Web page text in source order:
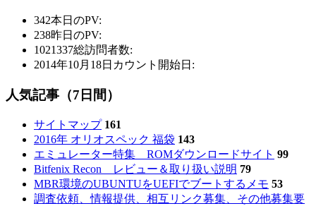
342本日のPV:
238昨日のPV:
1021337総訪問者数:
2014年10月18日 カウント開始日:
人気記事（7日間）
サイトマップ 161
2016年 オリオスペック 福袋 143
エミュレーター特集 ROMダウンロードサイト 99
Bitfenix Recon レビュー＆取り扱い説明 79
MBR環境のUBUNTUをUEFIでブートするメモ 53
調査依頼、情報提供、相互リンク募集、その他募集要